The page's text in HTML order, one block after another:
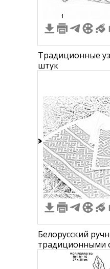
1
Традиционные
штук
Белорусский
традиционными
фоне травы